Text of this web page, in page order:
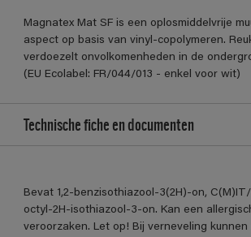
Magnatex Mat SF is een oplosmiddelvrije
aspect op basis van vinyl-copolymeren.
verdoezelt onvolkomenheden in de
(EU Ecolabel: FR/044/013 - enkel voor wit)
Technische fiche en documenten
Bevat 1,2-benzisothiazool-3(2H)-on,
octyl-2H-isothiazool-3-on. Kan een
veroorzaken. Let op! Bij verneveling kunnen